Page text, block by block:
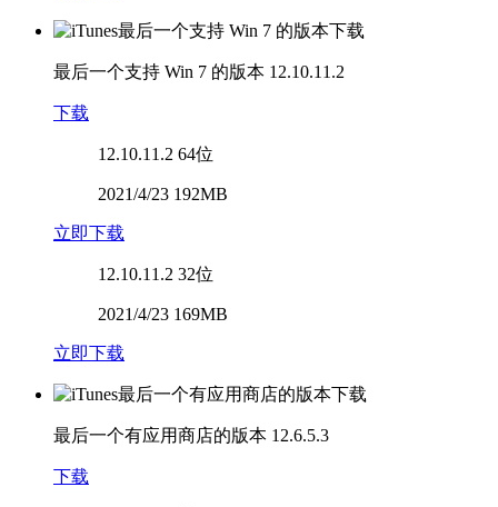
最后一个支持 Win 7 的版本 12.10.11.2
下载
12.10.11.2 64位
2021/4/23 192MB
立即下载
12.10.11.2 32位
2021/4/23 169MB
立即下载
最后一个有应用商店的版本 12.6.5.3
下载